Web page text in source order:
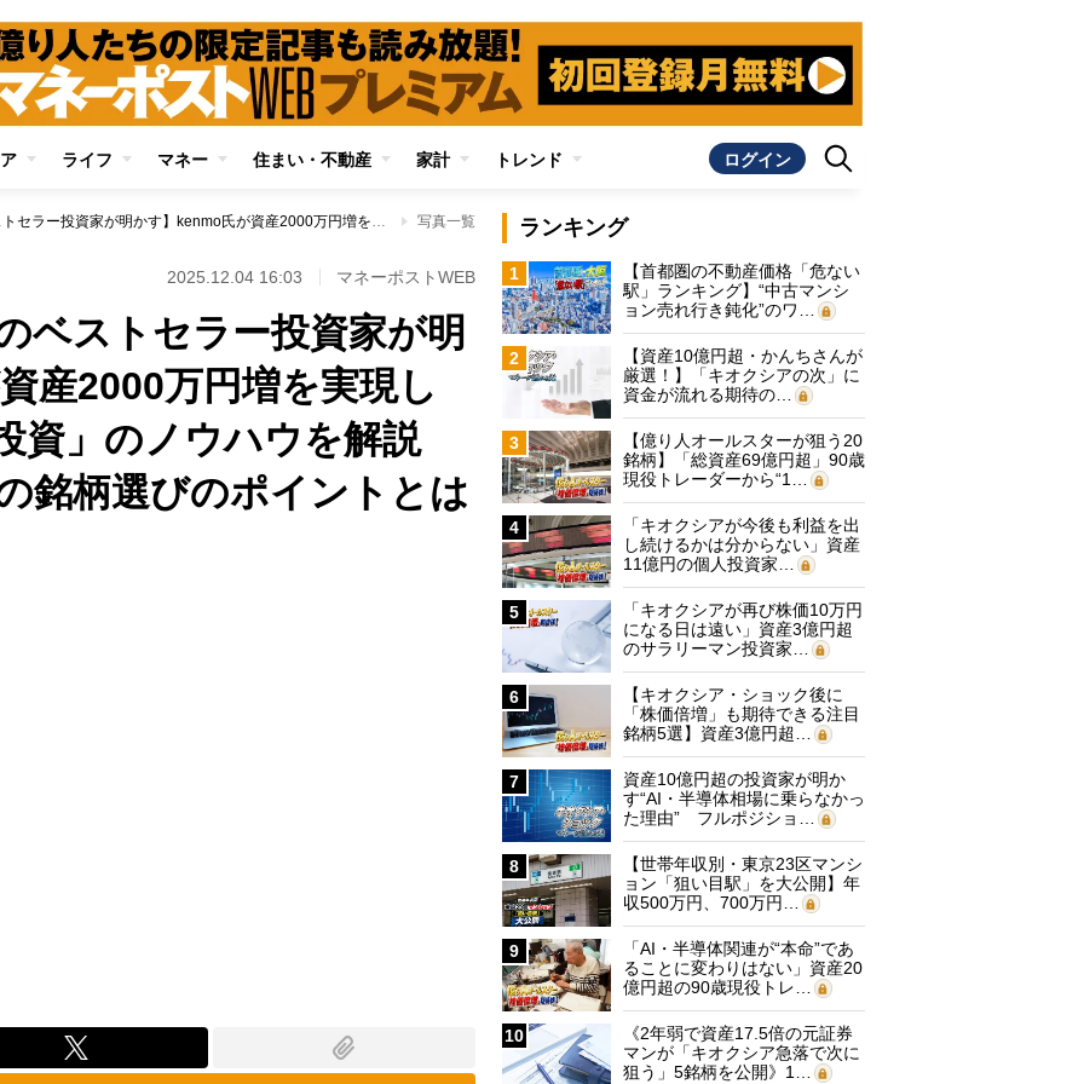
ライフ マネー 住まい・不動産 家計 トレンド ログイン
【5年で資産1億円のベストセラー投資家が明かす】kenmo氏が資産2000万円増を実現した「株主優待需給投資」のノウハウを解説 この手法ならではの銘柄選びのポイントとは 写真一覧
2025.12.04 16:03 マネーポストWEB
ベストセラー投資家が明
産2000万円増を実現し
資」のノウハウを解説
銘柄選びのポイントとは
ランキング
1
【首都圏の不動産価格「危ない
駅」ランキング】“中古マンシ
ョン売れ行き鈍化”のワ…
2
【資産10億円超・かんちさんが
厳選！】「キオクシアの次」に
資金が流れる期待の…
3
【億り人オールスターが狙う20
銘柄】「総資産69億円超」90歳
現役トレーダーから“1…
4
「キオクシアが今後も利益を出
し続けるかは分からない」資産
11億円の個人投資家…
5
「キオクシアが再び株価10万円
になる日は遠い」資産3億円超
のサラリーマン投資家…
6
【キオクシア・ショック後に
「株価倍増」も期待できる注目
銘柄5選】資産3億円超…
7
資産10億円超の投資家が明か
す“AI・半導体相場に乗らなかっ
た理由” フルポジショ…
8
【世帯年収別・東京23区マンシ
ョン「狙い目駅」を大公開】年
収500万円、700万円…
9
「AI・半導体関連が“本命”であ
ることに変わりはない」資産20
億円超の90歳現役トレ…
10
《2年弱で資産17.5倍の元証券
マンが「キオクシア急落で次に
狙う」5銘柄を公開》1…